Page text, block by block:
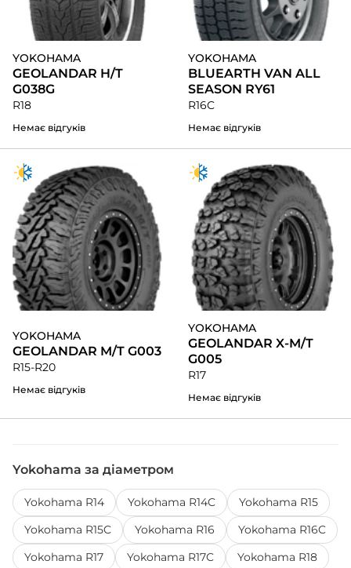
YOKOHAMA
GEOLANDAR H/T
G038G
R18
Немає відгуків
YOKOHAMA
BLUEARTH VAN ALL
SEASON RY61
R16C
Немає відгуків
YOKOHAMA
GEOLANDAR M/T G003
R15-R20
Немає відгуків
YOKOHAMA
GEOLANDAR X-M/T
G005
R17
Немає відгуків
Yokohama за діаметром
Yokohama R14 Yokohama R14C
Yokohama R15
Yokohama R15C
Yokohama R16
Yokohama R16C
Yokohama R17
Yokohama R17C
Yokohama R18